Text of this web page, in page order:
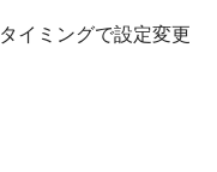
イミングで設定変更